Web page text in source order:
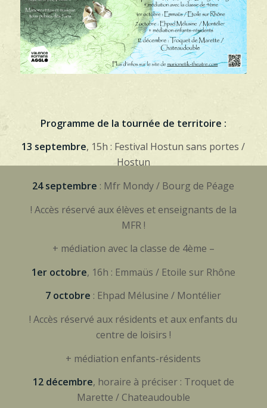
Programme de la tournée de territoire :
13 septembre, 15h : Festival Hostun sans portes /
Hostun
24 septembre : Mfr Mondy / Bourg de Péage
! Accès réservé aux élèves et enseignants de la
MFR !
+ médiation avec la classe de 4ème –
1er octobre, 16h : Emmaüs / Etoile sur Rhône
7 octobre : Ehpad Mélusine / Montélier
! Accès réservé aux résidents et aux enfants du
centre de loisirs !
+ médiation enfants-résidents
12 décembre, horaire à préciser : Troquet de
Marette / Chateaudouble